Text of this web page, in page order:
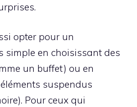
opter pour un
simple en choisissant des
un buffet) ou en
suspendus
Pour ceux qui